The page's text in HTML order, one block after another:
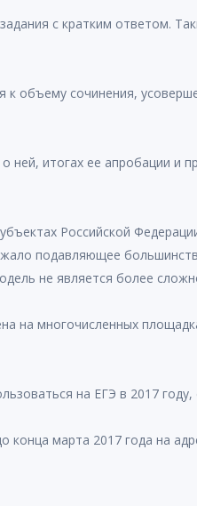
с кратким ответом.
объему сочинения,
итогах ее апробации и
Российской
подавляющее
не является более
на многочисленных
на ЕГЭ в 2017 году,
конца марта 2017 года на